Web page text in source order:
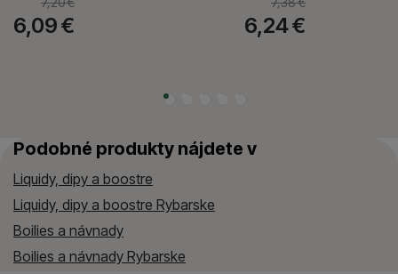
6,24€
6,09€
Podobné produkty nájdete v
Liquidy, dipy a boostre
Liquidy, dipy a boostre Rybarske
Boilies a návnady
Boilies a návnady Rybarske